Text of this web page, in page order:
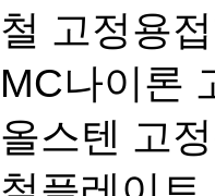
철 고정용
MC나이론
올스텐 고